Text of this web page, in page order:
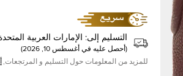
التسليم إلى: الإمارات العربية
( أحصل عليه في أغسطس 10, 2026
)
للمزيد من المعلومات حول التسليم و المرتجعات,